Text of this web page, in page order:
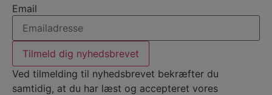
Email
Tilmeld dig nyhedsbrevet
Ved tilmelding til nyhedsbrevet bekræfter du
samtidig, at du har læst og accepteret vores